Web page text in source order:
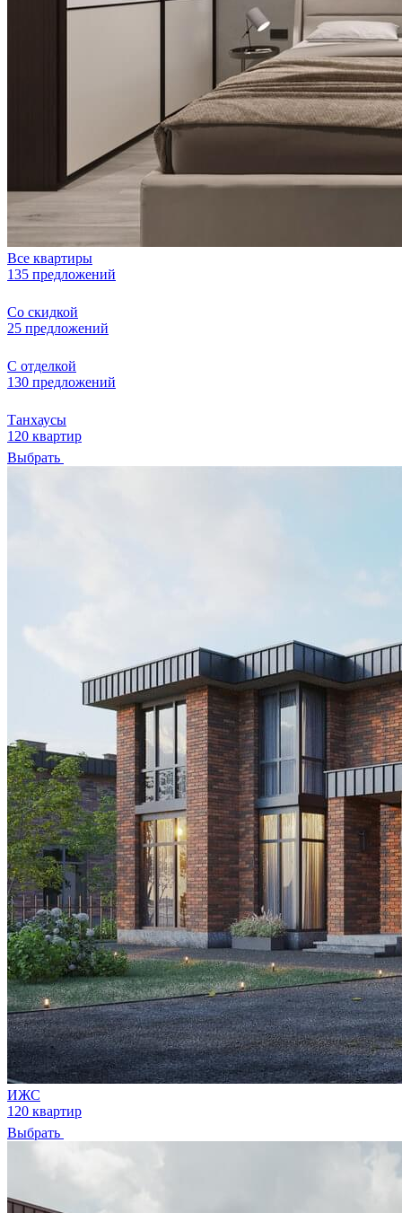
Все квартиры
135 предложений
Со скидкой
25 предложений
С отделкой
130 предложений
Танхаусы
120 квартир
Выбрать
ИЖС
120 квартир
Выбрать